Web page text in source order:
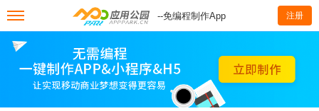
--免编程制作App 注册